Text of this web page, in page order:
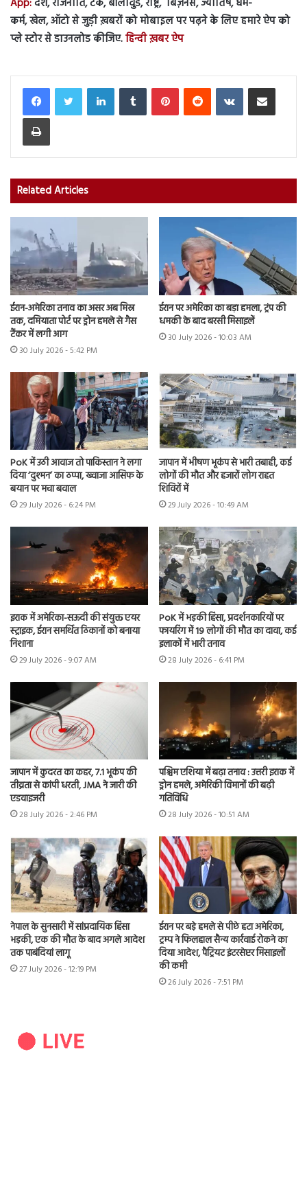
App:देश, राजनीति, टेक, बॉलीवुड, राष्ट्र, बिज़नेस, ज्योतिष, धर्म-
कर्म, खेल, ऑटो से जुड़ी ख़बरों को मोबाइल पर पढ़ने के लिए हमारे ऐप को
प्ले स्टोर से डाउनलोड कीजिए.हिन्दी ख़बर ऐप
LinkedInTumblr PinterestReddit VKontakteShare via Email
Print
Related Articles
ईरान-अमेरिका तनाव का असर अब मिस्र
तक, दमियाता पोर्ट पर ड्रोन हमले से गैस
टैंकर में लगी आग
30 July 2026 - 5:42 PM
ईरान पर अमेरिका का बड़ा हमला, ट्रंप की
धमकी के बाद बरसी मिसाइलें
30 July 2026 - 10:03 AM
PoK में उठी आवाज तो पाकिस्तान ने लगा
दिया ‘दुश्मन’ का ठप्पा, ख्वाजा आसिफ के
बयान पर मचा बवाल
29 July 2026 - 6:24 PM
जापान में भीषण भूकंप से भारी तबाही, कई
लोगों की मौत और हजारों लोग राहत
शिविरों में
29 July 2026 - 10:49 AM
इराक में अमेरिका-सऊदी की संयुक्त एयर
स्ट्राइक, ईरान समर्थित ठिकानों को बनाया
निशाना
29 July 2026 - 9:07 AM
PoK में भड़की हिंसा, प्रदर्शनकारियों पर
फायरिंग में 19 लोगों की मौत का दावा, कई
इलाकों में भारी तनाव
28 July 2026 - 6:41 PM
जापान में कुदरत का कहर, 7.1 भूकंप की
तीव्रता से कांपी धरती, JMA ने जारी की
एडवाइजरी
28 July 2026 - 2:46 PM
पश्चिम एशिया में बढ़ा तनाव : उत्तरी इराक में
ड्रोन हमले, अमेरिकी विमानों की बढ़ी
गतिविधि
28 July 2026 - 10:51 AM
नेपाल के सुनसारी में सांप्रदायिक हिंसा
भड़की, एक की मौत के बाद अगले आदेश
तक पाबंदियां लागू
27 July 2026 - 12:19 PM
ईरान पर बड़े हमले से पीछे हटा अमेरिका,
ट्रम्प ने फिलहाल सैन्य कार्रवाई रोकने का
दिया आदेश, पैट्रियट इंटरसेप्टर मिसाइलों
की कमी
26 July 2026 - 7:51 PM